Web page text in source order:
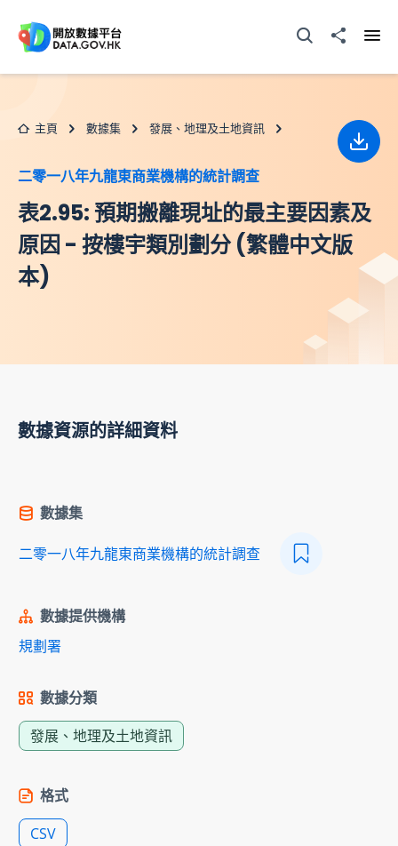
打開搜尋器分享至
主頁 數據集 發展、地理及土地資訊
二零一八年九龍東商業機構的統計調查
表2.95: 預期搬離現址的最主要因素及
原因 - 按樓宇類別劃分 (繁體中文版
本)
下載
數據資源的詳細資料
數據集
二零一八年九龍東商業機構的統計調查
數據提供機構
規劃署
數據分類
發展、地理及土地資訊
格式
CSV